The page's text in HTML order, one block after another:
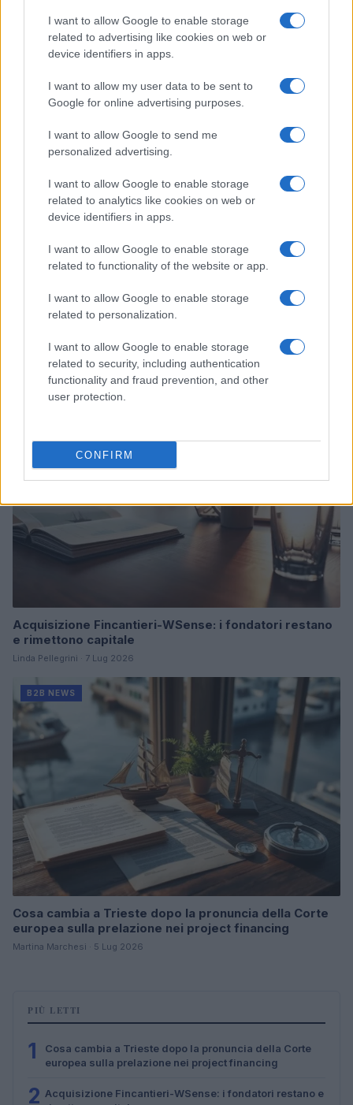
I want to allow Google to enable storage
related to advertising like cookies on web or
device identifiers in apps.
I want to allow my user data to be sent to
Google for online advertising purposes.
I want to allow Google to send me
personalized advertising.
I want to allow Google to enable storage
related to analytics like cookies on web or
device identifiers in apps.
I want to allow Google to enable storage
related to functionality of the website or app.
I want to allow Google to enable storage
related to personalization.
I want to allow Google to enable storage
related to security, including authentication
functionality and fraud prevention, and other
user protection.
CONFIRM
Continua a leggere
Ripensare le tecnologie umanitarie oltre i criteri dei
donatori
Martina Marchesi · 10 Lug 2026
B2B NEWS
Acquisizione Fincantieri-WSense: i fondatori restano
e rimettono capitale
Linda Pellegrini · 7 Lug 2026
B2B NEWS
Cosa cambia a Trieste dopo la pronuncia della Corte
europea sulla prelazione nei project financing
Martina Marchesi · 5 Lug 2026
PIÙ LETTI
1
Cosa cambia a Trieste dopo la pronuncia della Corte
europea sulla prelazione nei project financing
2 Acquisizione Fincantieri-WSense: i fondatori restano e